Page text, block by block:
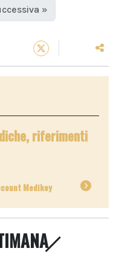
»
riferimenti
Medikey